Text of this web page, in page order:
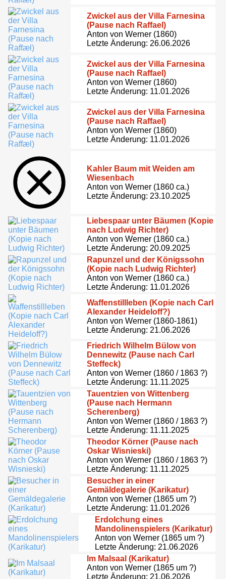
Zwickel aus der Villa Farnesina
(Pause nach Raffael)
Anton von Werner (1860)
Letzte Änderung: 26.06.2026
Zwickel aus der Villa Farnesina
(Pause nach Raffael)
Anton von Werner (1860)
Letzte Änderung: 11.01.2026
Zwickel aus der Villa Farnesina
(Pause nach Raffael)
Anton von Werner (1860)
Letzte Änderung: 11.01.2026
Kahler Baum mit Weiden am
Wiesenbach
Anton von Werner (1860 ca.)
Letzte Änderung: 23.10.2025
Liebespaar unter Bäumen (Kopie
nach Ludwig Richter)
Anton von Werner (1860 ca.)
Letzte Änderung: 20.09.2025
Rapunzel und der Königssohn
(Kopie nach Ludwig Richter)
Anton von Werner (1860 ca.)
Letzte Änderung: 11.01.2026
Waffenstillleben (Kopie nach Carl
Alexander Heideloff?)
Anton von Werner (1860-1861)
Letzte Änderung: 21.06.2026
Friedrich Wilhelm Bülow von
Dennewitz (Pause nach Carl
Steffeck)
Anton von Werner (1860 / 1863 ?)
Letzte Änderung: 11.11.2025
Tauentzien von Wittenberg
(Pause nach Hermann
Scherenberg)
Anton von Werner (1860 / 1863 ?)
Letzte Änderung: 11.11.2025
Theodor Körner (Pause nach
Oskar Wisnieski)
Anton von Werner (1860 / 1863 ?)
Letzte Änderung: 11.11.2025
Besucher in einer
Gemäldegalerie (Karikatur)
Anton von Werner (1865 um ?)
Letzte Änderung: 11.01.2026
Erdolchung eines
Mandolinenspielers (Karikatur)
Anton von Werner (1865 um ?)
Letzte Änderung: 21.06.2026
Im Malsaal (Karikatur)
Anton von Werner (1865 um ?)
Letzte Änderung: 21.06.2026